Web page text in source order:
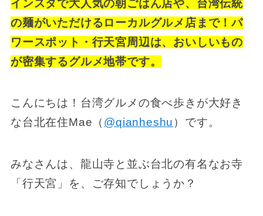
インスタで大人気の朝ごはん店や、台湾伝統
の麺がいただけるローカルグルメ店まで！パ
ワースポット・行天宮周辺は、おいしいもの
が密集するグルメ地帯です。
こんにちは！台湾グルメの食べ歩きが大好き
な台北在住Mae（ @qianheshu ）です。
みなさんは、龍山寺と並ぶ台北の有名なお寺
「行天宮」を、ご存知でしょうか？